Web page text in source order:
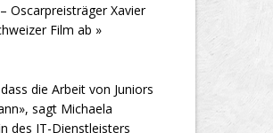
Oscarpreisträger Xavier
Film ab »
die Arbeit von Juniors
sagt Michaela
des IT-Dienstleisters